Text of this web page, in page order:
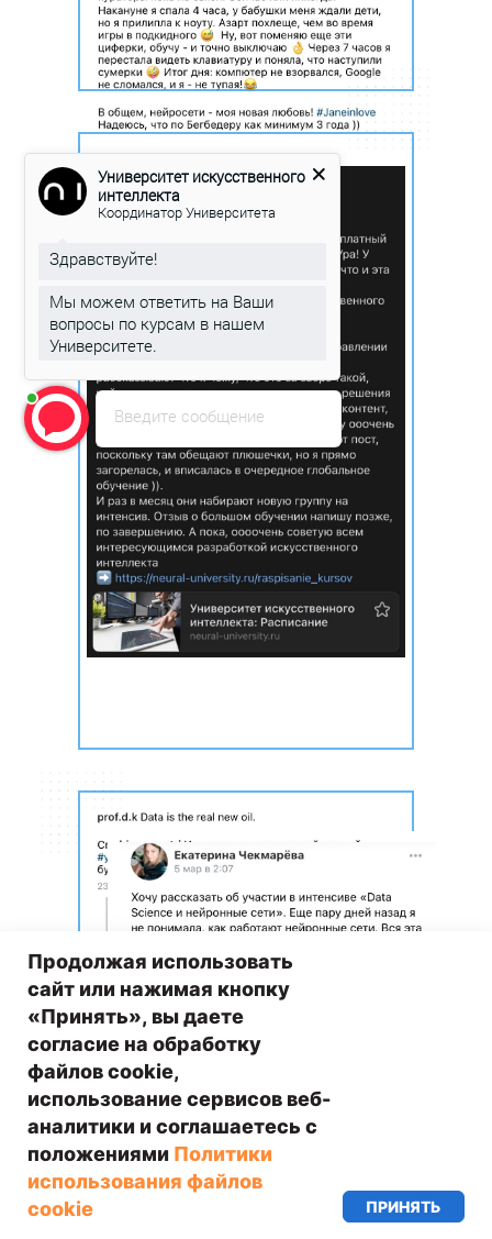
Продолжая использовать
сайт или нажимая кнопку
«Принять», вы даете
согласие на обработку
файлов cookie,
использование сервисов веб-
аналитики и соглашаетесь с
положениями Политики
использования файлов
cookie
ПРИНЯТЬ
Введите сообщение
Университет искусственного
интеллекта
Координатор Университета
Здравствуйте!
Мы можем ответить на Ваши
вопросы по курсам в нашем
Университете.